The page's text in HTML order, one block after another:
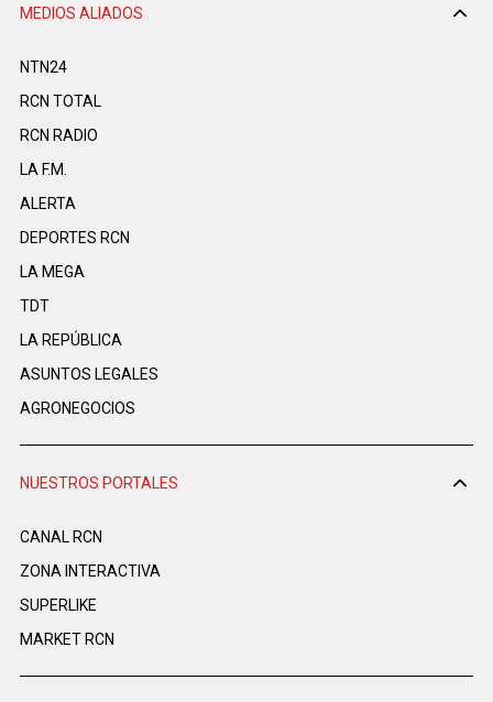
MEDIOS ALIADOS
NTN24
RCN TOTAL
RCN RADIO
LA F.M.
ALERTA
DEPORTES RCN
LA MEGA
TDT
LA REPÚBLICA
ASUNTOS LEGALES
AGRONEGOCIOS
NUESTROS PORTALES
CANAL RCN
ZONA INTERACTIVA
SUPERLIKE
MARKET RCN